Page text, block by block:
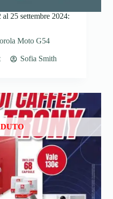
25 settembre 2024:
Moto G54
Sofia Smith